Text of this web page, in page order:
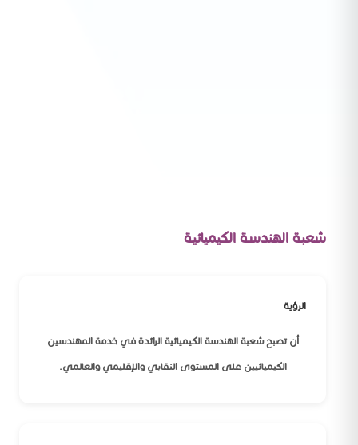
شعبة الهندسة الكيميائية
الرؤية
أن تصبح شعبة الهندسة الكيميائية الرائدة في خدمة المهندسين
الكيميائيين على المستوى النقابي والإقليمي والعالمي.